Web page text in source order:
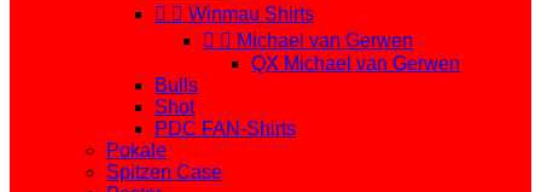
  Winmau Shirts
  Michael van Gerwen
QX Michael van Gerwen
Bulls
Shot
PDC FAN-Shirts
Pokale
Spitzen Case